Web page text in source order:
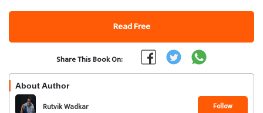
Read Free
Share This Book On:
About Author
Rutvik Wadkar Follow